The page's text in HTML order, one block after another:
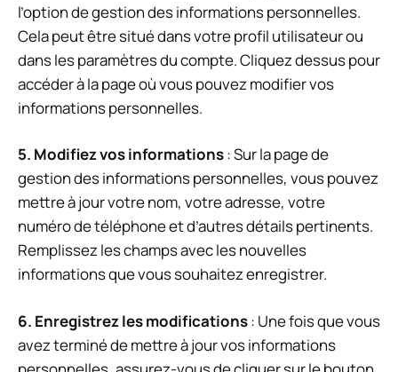
l’option de gestion des informations personnelles.
Cela peut être situé dans votre profil utilisateur ou
dans les paramètres du compte. Cliquez dessus pour
accéder à la page où vous pouvez modifier vos
informations personnelles.
5. Modifiez vos informations: Sur la page de
gestion des informations personnelles, vous pouvez
mettre à jour votre nom, votre adresse, votre
numéro de téléphone et d’autres détails pertinents.
Remplissez les champs avec les nouvelles
informations que vous souhaitez enregistrer.
6. Enregistrez les modifications: Une fois que vous
avez terminé de mettre à jour vos informations